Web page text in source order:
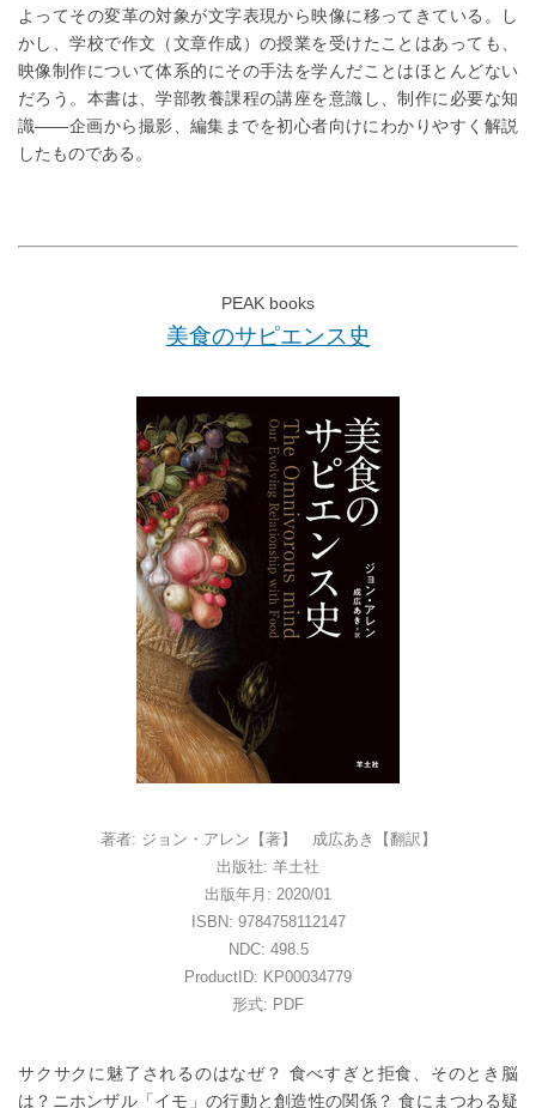
よってその変革の対象が文字表現から映像に移ってきている。し
かし、学校で作文（文章作成）の授業を受けたことはあっても、
映像制作について体系的にその手法を学んだことはほとんどない
だろう。本書は、学部教養課程の講座を意識し、制作に必要な知
識――企画から撮影、編集までを初心者向けにわかりやすく解説
したものである。
PEAK books
美食のサピエンス史
著者: ジョン・アレン【著】 成広あき【翻訳】
出版社: 羊土社
出版年月: 2020/01
ISBN: 9784758112147
NDC: 498.5
ProductID: KP00034779
形式: PDF
サクサクに魅了されるのはなぜ？ 食べすぎと拒食、そのとき脳
は？ニホンザル「イモ」の行動と創造性の関係？ 食にまつわる疑